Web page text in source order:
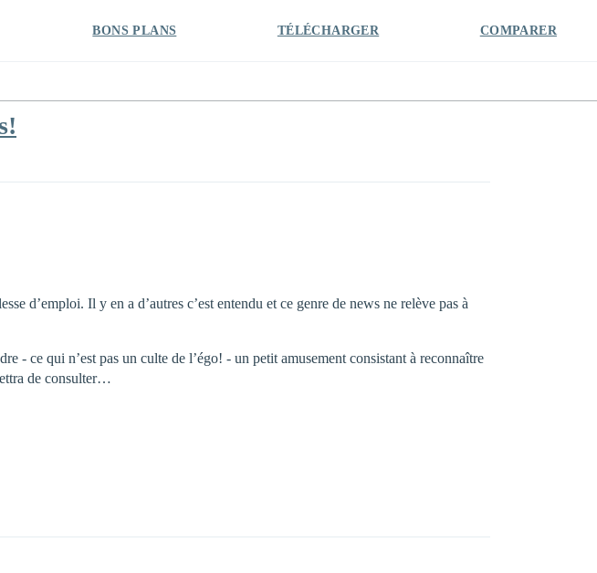
BONS PLANS TÉLÉCHARGER COMPARER
d’emploi. Il y en a d’autres c’est entendu et ce genre de news ne relève pas à
- ce qui n’est pas un culte de l’égo! - un petit amusement consistant à reconnaître
de consulter…